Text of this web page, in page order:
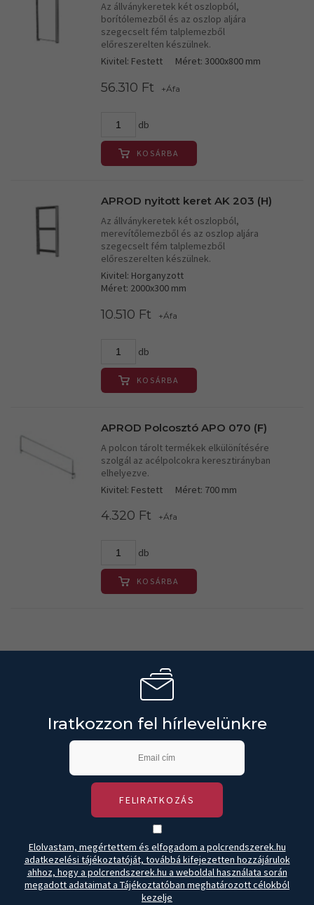
Az állványkeretek két oszlopból,
borítólemezből és az oszlop aljára
szegecselt fém talplemezből
előreszerelten készülnek.
Kivitel: Festett
Méret: 3000x800 mm
56.310 Ft +Áfa
db
KOSÁRBA
APROD nyitott keret AK 203 (H)
Az állványkeretek két oszlopból,
merevítőlemezből és az oszlop aljára
szegecselt fém talplemezből
előreszerelten készülnek.
Kivitel: Horganyzott
Méret: 2000x300 mm
10.510 Ft +Áfa
db
KOSÁRBA
APROD Polcosztó APO 070 (F)
A polcon tárolt termékek elkülönítésére
szolgál az acélpolcokra keresztirányban
elhelyezve.
Kivitel: Festett
Méret: 700 mm
4.320 Ft +Áfa
db
KOSÁRBA
Iratkozzon fel hírlevelünkre
FELIRATKOZÁS
Elolvastam, megértettem és elfogadom a polcrendszerek.hu
adatkezelési tájékoztatóját, továbbá kifejezetten hozzájárulok
ahhoz, hogy a polcrendszerek.hu a weboldal használata során
megadott adataimat a Tájékoztatóban meghatározott célokból
kezelje